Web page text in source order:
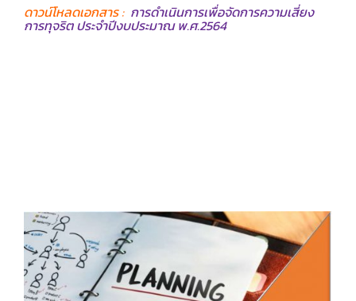
ดาวน์โหลดเอกสาร : การดำเนินการเพื่อจัดการความเสี่ยง
การทุจริต ประจำปีงบประมาณ พ.ศ.2564